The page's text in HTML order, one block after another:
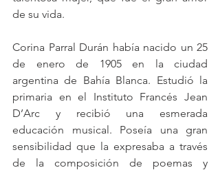
de su vida.
Corina Parral Durán había nacido un 25
de enero de 1905 en la ciudad
argentina de Bahía Blanca. Estudió la
primaria en el Instituto Francés Jean
D’Arc y recibió una esmerada
educación musical. Poseía una gran
sensibilidad que la expresaba a través
de la composición de poemas y